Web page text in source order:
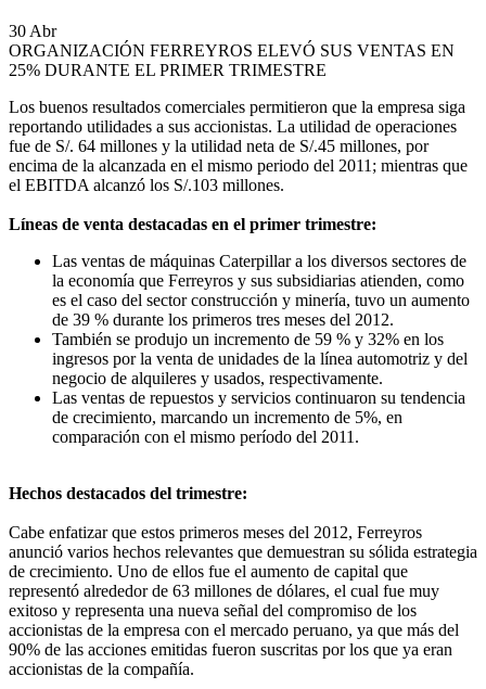
30 Abr
ORGANIZACIÓN FERREYROS ELEVÓ SUS VENTAS EN
25% DURANTE EL PRIMER TRIMESTRE
Los buenos resultados comerciales permitieron que la empresa siga
reportando utilidades a sus accionistas. La utilidad de operaciones
fue de S/. 64 millones y la utilidad neta de S/.45 millones, por
encima de la alcanzada en el mismo periodo del 2011; mientras que
el EBITDA alcanzó los S/.103 millones.
Líneas de venta destacadas en el primer trimestre:
Las ventas de máquinas Caterpillar a los diversos sectores de
la economía que Ferreyros y sus subsidiarias atienden, como
es el caso del sector construcción y minería, tuvo un aumento
de 39 % durante los primeros tres meses del 2012.
También se produjo un incremento de 59 % y 32% en los
ingresos por la venta de unidades de la línea automotriz y del
negocio de alquileres y usados, respectivamente.
Las ventas de repuestos y servicios continuaron su tendencia
de crecimiento, marcando un incremento de 5%, en
comparación con el mismo período del 2011.
Hechos destacados del trimestre:
Cabe enfatizar que estos primeros meses del 2012, Ferreyros
anunció varios hechos relevantes que demuestran su sólida estrategia
de crecimiento. Uno de ellos fue el aumento de capital que
representó alrededor de 63 millones de dólares, el cual fue muy
exitoso y representa una nueva señal del compromiso de los
accionistas de la empresa con el mercado peruano, ya que más del
90% de las acciones emitidas fueron suscritas por los que ya eran
accionistas de la compañía.